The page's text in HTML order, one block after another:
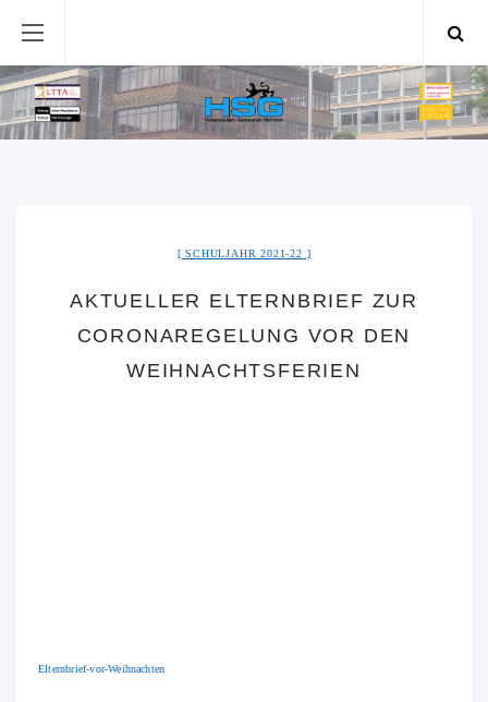
SCHULJAHR 2021-22
AKTUELLER ELTERNBRIEF ZUR
CORONAREGELUNG VOR DEN
WEIHNACHTSFERIEN
Elternbrief-vor-Weihnachten